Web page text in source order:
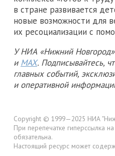
в стране развивается
новые возможности для
их ресоциализации с
У НИА «Нижний
и MAX. Подписывайтесь,
главных событий,
и оперативной
Copyright © 1999—2025 НИА
При перепечатке гиперссылка
обязательна.
Настоящий ресурс может